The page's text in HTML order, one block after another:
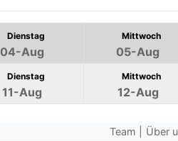
Dienstag
04-Aug
Mittwoch
05-Aug
Dienstag
11-Aug
Mittwoch
12-Aug
Team Über